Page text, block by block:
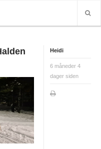
Heidi
6 måneder 4
dager siden